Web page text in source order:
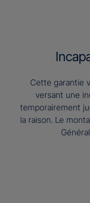
Cette garantie
versant une
temporairement
la raison. Le